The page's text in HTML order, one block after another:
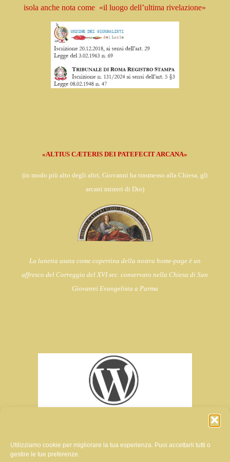
Utilizziamo cookie per migliorare la tua esperienza. Puoi accettarli tutti o
gestire le tue preferenze.
isolaanche nota come «il luogo dell’ultima rivelazione»
«ALTIUS CÆTERIS DEI PATEFECIT ARCANA»
(in modo più alto degli altri, Giovanni ha trasmesso alla Chiesa, gli
arcani misteri di Dio)
La lunetta usata come copertina della nostra home-page è un
affresco del Correggio del XVI sec. conservato nella Chiesa diSan
Giovanni Evangelista a Parma